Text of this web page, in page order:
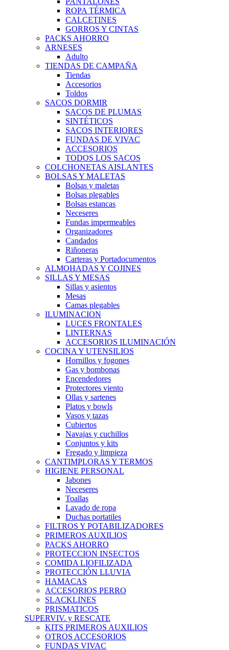
ROPA TÉRMICA
CALCETINES
GORROS Y CINTAS
PACKS AHORRO
ARNESES
Adulto
TIENDAS DE CAMPAÑA
Tiendas
Accesorios
Toldos
SACOS DORMIR
SACOS DE PLUMAS
SINTÉTICOS
SACOS INTERIORES
FUNDAS DE VIVAC
ACCESORIOS
TODOS LOS SACOS
COLCHONETAS AISLANTES
BOLSAS Y MALETAS
Bolsas y maletas
Bolsas plegables
Bolsas estancas
Neceseres
Fundas impermeables
Organizadores
Candados
Riñoneras
Carteras y Portadocumentos
ALMOHADAS Y COJINES
SILLAS Y MESAS
Sillas y asientos
Mesas
Camas plegables
ILUMINACION
LUCES FRONTALES
LINTERNAS
ACCESORIOS ILUMINACIÓN
COCINA Y UTENSILIOS
Hornillos y fogones
Gas y bombonas
Encendedores
Protectores viento
Ollas y sartenes
Platos y bowls
Vasos y tazas
Cubiertos
Navajas y cuchillos
Conjuntos y kits
Fregado y limpieza
CANTIMPLORAS Y TERMOS
HIGIENE PERSONAL
Jabones
Neceseres
Toallas
Lavado de ropa
Duchas portatiles
FILTROS Y POTABILIZADORES
PRIMEROS AUXILIOS
PACKS AHORRO
PROTECCION INSECTOS
COMIDA LIOFILIZADA
PROTECCIÓN LLUVIA
HAMACAS
ACCESORIOS PERRO
SLACKLINES
PRISMATICOS
SUPERVIV. y RESCATE
KITS PRIMEROS AUXILIOS
OTROS ACCESORIOS
FUNDAS VIVAC